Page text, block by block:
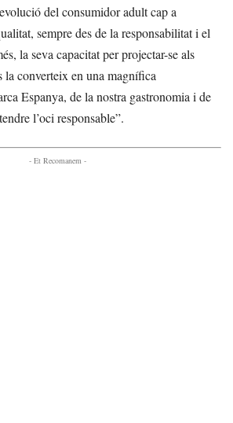
del consumidor adult cap a
sempre des de la responsabilitat i el
la seva capacitat per projectar-se als
la converteix en una magnífica
Espanya, de la nostra gastronomia i de
l’oci responsable”.
- Et Recomanem -